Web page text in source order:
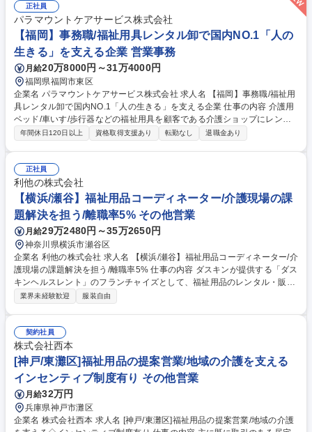
ル・販売、手すりの設置などバリアフリー工事に関する提案を行う仕事で
す。(既存80％) ■高齢化社会のニーズに応えながら、自分も成長できる環
境です。評価制度も整っており、努力次第で早期にキャリアアップが可能
です。 募集職種 [神戸/東灘区]福祉用品の提案営業/地域介護を支える◇イ
ンセンティブ制度有り◎
正社員
パラマウントケアサービス株式会社
【福岡】事務職/福祉用具レンタル卸で国内NO.1「人の
生きる」を支える企業 営業事務
月給20万8000円～31万4000円
福岡県福岡市東区
企業名 パラマウントケアサービス株式会社 求人名 【福岡】事務職/福祉用
具レンタル卸で国内NO.1「人の生きる」を支える企業 仕事の内容 介護用
ベッド/車いす/歩行器などの福祉用具を顧客である介護ショップにレンタ
ルする際の事務作業全般を中心に担当いただきます。営業のサポート業務
介在価値の高い仕事です。そのため、事務作業だけでなく、人と接するこ
とで周りの人をサポート・業績に間接的に関与していけることがやりがい
です。ルーチンワークの中にも、自分だけの色を出していけるのが、この
仕事の面白みでもあります。 ※変更範囲：無し（ただし本人の希望がある
場合かつ職種転換された場合は当社業務全般） 募集職種 【福岡】事務職/
福祉用具レンタル卸で国内NO.1「人の生きる」を支える企業
年間休日120日以上 資格取得支援あり 転勤なし 退職金あり
正社員
利他の株式会社
【横浜/瀬谷】福祉用品コーディネーター/介護現場の課
題解決を担う/離職率5% その他営業
月給29万2480円～35万2650円
神奈川県横浜市瀬谷区
企業名 利他の株式会社 求人名 【横浜/瀬谷】福祉用品コーディネーター/介
護現場の課題解決を担う/離職率5% 仕事の内容 ダスキンが提供する「ダス
キンヘルスレント」のフランチャイズとして、福祉用品のレンタル・販売
の既存顧客に対するコーディネーターをお任せいたします。業界未経験で
ーに介護が必要な利用者様を紹介いただき福祉用品を提案■利用者様宅で
の製品の受け渡し(現地での組立含む)、フォローまで担当★「売る」では
なく、「寄り添い・支える」ことが重要です★ 【商品】「ダスキンヘルス
レント」というダスキンのフランチャイズ店を運営。杖等の簡易なものか
ら、手すり/車椅子等を状況に応じて提案 募集職種 【横浜/瀬谷】福祉用品
コーディネーター/介護現場の課題解決を担う/離職率5%
業界未経験歓迎 服装自由
契約社員
株式会社西本
[神戸/東灘区]福祉用品の提案営業/地域の介護を支える
インセンティブ制度有り その他営業
月給32万円
兵庫県神戸市灘区
企業名 株式会社西本 求人名 [神戸/東灘区]福祉用品の提案営業/地域の介護